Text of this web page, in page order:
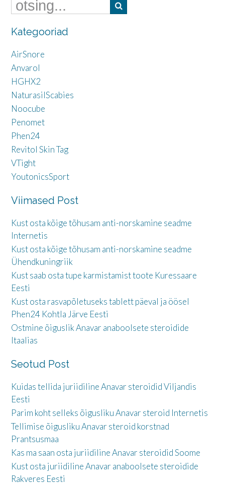
Kategooriad
AirSnore
Anvarol
HGHX2
NaturasilScabies
Noocube
Penomet
Phen24
Revitol Skin Tag
VTight
YoutonicsSport
Viimased Post
Kust osta kõige tõhusam anti-norskamine seadme
Internetis
Kust osta kõige tõhusam anti-norskamine seadme
Ühendkuningriik
Kust saab osta tupe karmistamist toote Kuressaare
Eesti
Kust osta rasvapõletuseks tablett päeval ja öösel
Phen24 Kohtla Järve Eesti
Ostmine õiguslik Anavar anaboolsete steroidide
Itaalias
Seotud Post
Kuidas tellida juriidiline Anavar steroidid Viljandis
Eesti
Parim koht selleks õigusliku Anavar steroid Internetis
Tellimise õigusliku Anavar steroid korstnad
Prantsusmaa
Kas ma saan osta juriidiline Anavar steroidid Soome
Kust osta juriidiline Anavar anaboolsete steroidide
Rakveres Eesti